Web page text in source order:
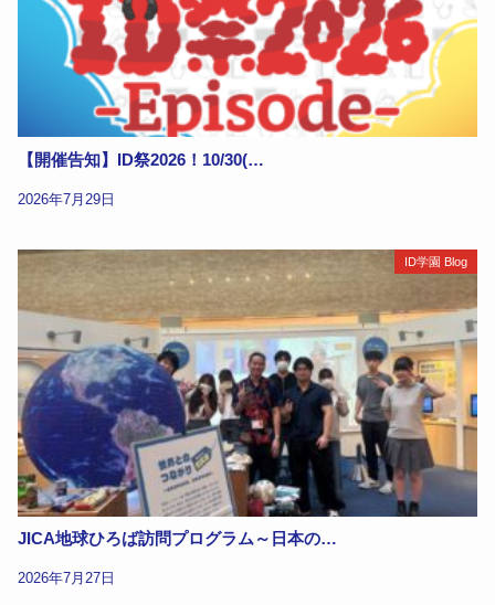
【開催告知】ID祭2026！10/30(…
2026年7月29日
ID学園 Blog
JICA地球ひろば訪問プログラム～日本の…
2026年7月27日